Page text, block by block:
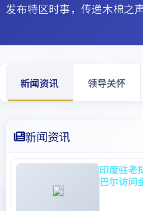
发布特区时事，传递木棉之声
新闻资讯 领导关怀
新闻资讯
印度驻老
巴尔访问